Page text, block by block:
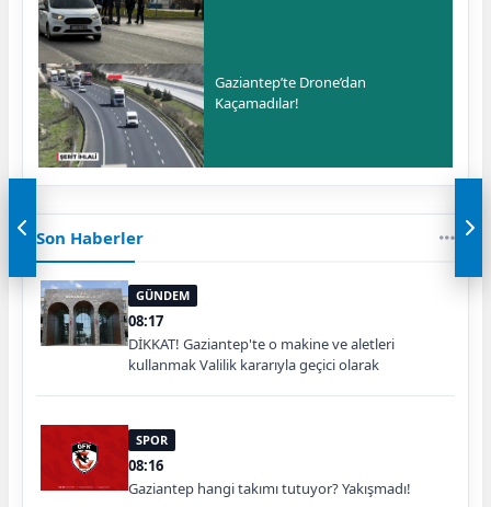
Gaziantep’te Drone’dan
Kaçamadılar!
Son Haberler
GÜNDEM
08:17
DİKKAT! Gaziantep'te o makine ve aletleri
kullanmak Valilik kararıyla geçici olarak
SPOR
08:16
Gaziantep hangi takımı tutuyor? Yakışmadı!